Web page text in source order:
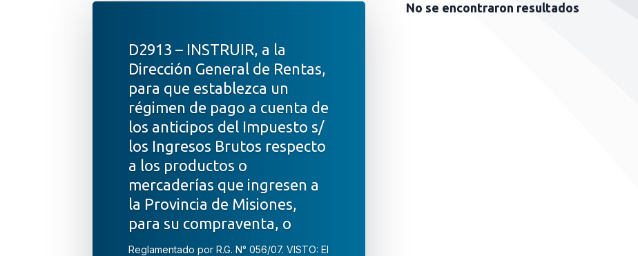
D2913 – INSTRUIR, a la
Dirección General de Rentas,
para que establezca un
régimen de pago a cuenta de
los anticipos del Impuesto s/
los Ingresos Brutos respecto
a los productos o
mercaderías que ingresen a
la Provincia de Misiones,
para su compraventa, o
Reglamentado por R.G. N° 056/07. VISTO: El
No se encontraron resultados